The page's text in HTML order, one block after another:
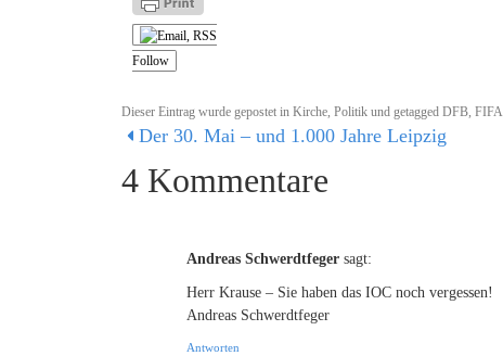
Follow
Dieser Eintrag wurde gepostet in Kirche Politik und getagged DFB FIFA
Der 30. Mai – und 1.000 Jahre Leipzig
4 Kommentare
Andreas Schwerdtfeger sagt:
Herr Krause – Sie haben das IOC noch vergessen!
Andreas Schwerdtfeger
Antworten